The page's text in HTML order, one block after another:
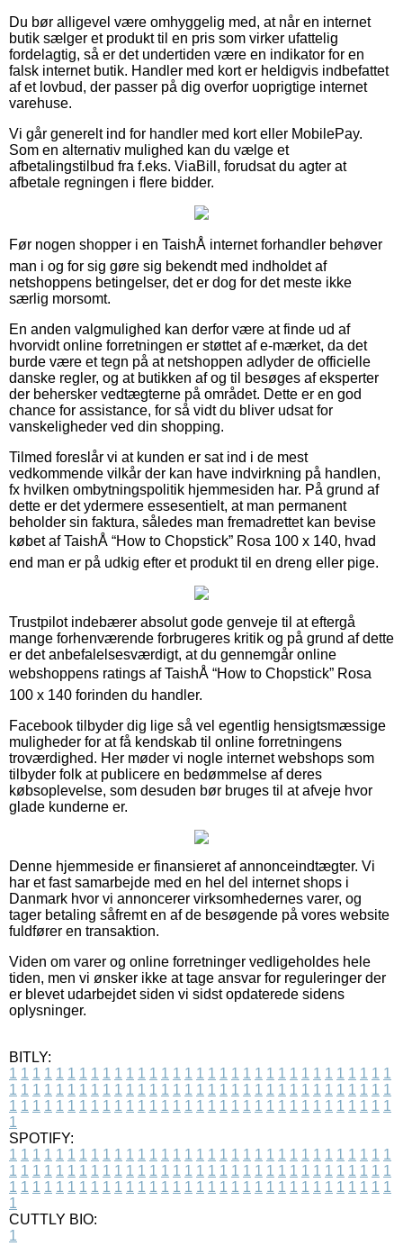
Du bør alligevel være omhyggelig med, at når en internet
butik sælger et produkt til en pris som virker ufattelig
fordelagtig, så er det undertiden være en indikator for en
falsk internet butik. Handler med kort er heldigvis indbefattet
af et lovbud, der passer på dig overfor uoprigtige internet
varehuse.
Vi går generelt ind for handler med kort eller MobilePay.
Som en alternativ mulighed kan du vælge et
afbetalingstilbud fra f.eks. ViaBill, forudsat du agter at
afbetale regningen i flere bidder.
Før nogen shopper i en TaishÅ internet forhandler behøver
man i og for sig gøre sig bekendt med indholdet af
netshoppens betingelser, det er dog for det meste ikke
særlig morsomt.
En anden valgmulighed kan derfor være at finde ud af
hvorvidt online forretningen er støttet af e-mærket, da det
burde være et tegn på at netshoppen adlyder de officielle
danske regler, og at butikken af og til besøges af eksperter
der behersker vedtægterne på området. Dette er en god
chance for assistance, for så vidt du bliver udsat for
vanskeligheder ved din shopping.
Tilmed foreslår vi at kunden er sat ind i de mest
vedkommende vilkår der kan have indvirkning på handlen,
fx hvilken ombytningspolitik hjemmesiden har. På grund af
dette er det ydermere essesentielt, at man permanent
beholder sin faktura, således man fremadrettet kan bevise
købet af TaishÅ “How to Chopstick” Rosa 100 x 140, hvad
end man er på udkig efter et produkt til en dreng eller pige.
Trustpilot indebærer absolut gode genveje til at eftergå
mange forhenværende forbrugeres kritik og på grund af dette
er det anbefalelsesværdigt, at du gennemgår online
webshoppens ratings af TaishÅ “How to Chopstick” Rosa
100 x 140 forinden du handler.
Facebook tilbyder dig lige så vel egentlig hensigtsmæssige
muligheder for at få kendskab til online forretningens
troværdighed. Her møder vi nogle internet webshops som
tilbyder folk at publicere en bedømmelse af deres
købsoplevelse, som desuden bør bruges til at afveje hvor
glade kunderne er.
Denne hjemmeside er finansieret af annonceindtægter. Vi
har et fast samarbejde med en hel del internet shops i
Danmark hvor vi annoncerer virksomhedernes varer, og
tager betaling såfremt en af de besøgende på vores website
fuldfører en transaktion.
Viden om varer og online forretninger vedligeholdes hele
tiden, men vi ønsker ikke at tage ansvar for reguleringer der
er blevet udarbejdet siden vi sidst opdaterede sidens
oplysninger.
BITLY:
1 1 1 1 1 1 1 1 1 1 1 1 1 1 1 1 1 1 1 1 1 1 1 1 1 1 1 1 1 1 1 1 1
1 1 1 1 1 1 1 1 1 1 1 1 1 1 1 1 1 1 1 1 1 1 1 1 1 1 1 1 1 1 1 1 1
1 1 1 1 1 1 1 1 1 1 1 1 1 1 1 1 1 1 1 1 1 1 1 1 1 1 1 1 1 1 1 1 1
1
SPOTIFY:
1 1 1 1 1 1 1 1 1 1 1 1 1 1 1 1 1 1 1 1 1 1 1 1 1 1 1 1 1 1 1 1 1
1 1 1 1 1 1 1 1 1 1 1 1 1 1 1 1 1 1 1 1 1 1 1 1 1 1 1 1 1 1 1 1 1
1 1 1 1 1 1 1 1 1 1 1 1 1 1 1 1 1 1 1 1 1 1 1 1 1 1 1 1 1 1 1 1 1
1
CUTTLY BIO:
1